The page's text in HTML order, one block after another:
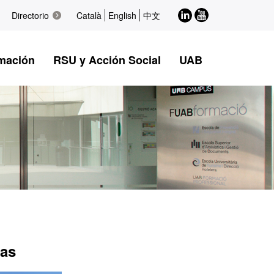
Directorio Català English 中文 LinkedIn
Youtube
RSU y Acción Social UAB